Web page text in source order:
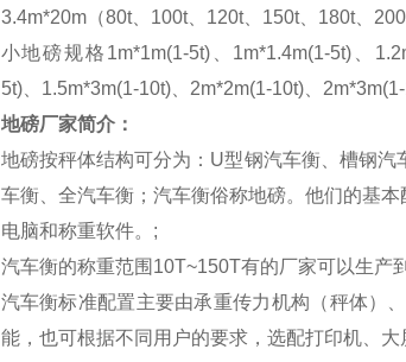
3.4m*20m（80t、100t、120t、150t、180t、200t
小地磅规格 1m*1m(1-5t)、1m*1.4m(1-5t)、
5t)、1.5m*3m(1-10t)、2m*2m(1-10t)、
地磅厂家简介：
地磅按秤体结构可分为： U型钢汽车衡、槽钢汽
车衡、全汽车衡；汽车衡俗称地磅。他们的基
电脑和称重软件。 ;
汽车衡的称重范围 10T~150T有的厂家可以生产到
汽车衡标准配置主要由承重传力机构（秤体）
能，也可根据不同用户的要求，选配打印机、大